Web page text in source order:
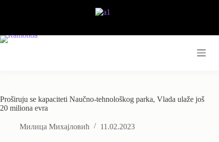
Proširuju se kapaciteti Naučno-tehnološkog parka, Vlada ulaže još
20 miliona evra
Милица Михајловић 11.02.2023